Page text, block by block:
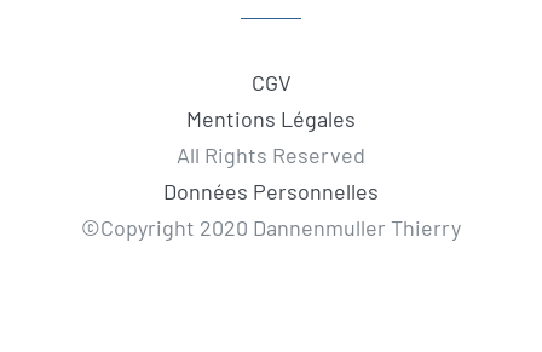
CGV
Mentions Légales
All Rights Reserved
Données Personnelles
©Copyright 2020 Dannenmuller Thierry